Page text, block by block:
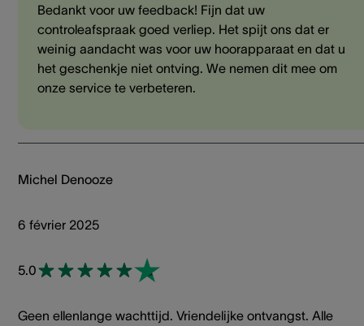
Bedankt voor uw feedback! Fijn dat uw
controleafspraak goed verliep. Het spijt ons dat er
weinig aandacht was voor uw hoorapparaat en dat u
het geschenkje niet ontving. We nemen dit mee om
onze service te verbeteren.
Michel Denooze
6 février 2025
5.0
Geen ellenlange wachttijd. Vriendelijke ontvangst. Alle